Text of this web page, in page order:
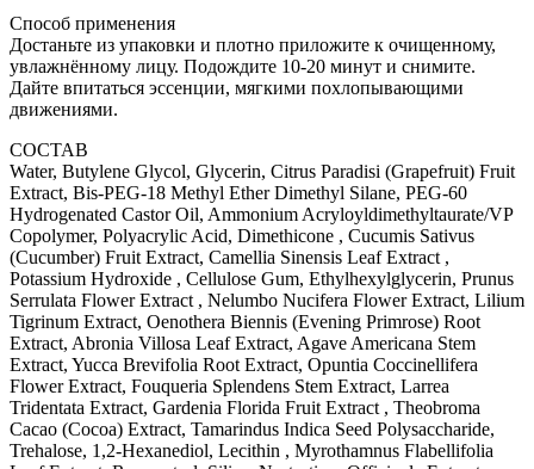
Способ применения
Достаньте из упаковки и плотно приложите к очищенному,
увлажнённому лицу. Подождите 10-20 минут и снимите.
Дайте впитаться эссенции, мягкими похлопывающими
движениями.
СОСТАВ
Water, Butylene Glycol, Glycerin, Citrus Paradisi (Grapefruit) Fruit
Extract, Bis-PEG-18 Methyl Ether Dimethyl Silane, PEG-60
Hydrogenated Castor Oil, Ammonium Acryloyldimethyltaurate/VP
Copolymer, Polyacrylic Acid, Dimethicone , Cucumis Sativus
(Cucumber) Fruit Extract, Camellia Sinensis Leaf Extract ,
Potassium Hydroxide , Cellulose Gum, Ethylhexylglycerin, Prunus
Serrulata Flower Extract , Nelumbo Nucifera Flower Extract, Lilium
Tigrinum Extract, Oenothera Biennis (Evening Primrose) Root
Extract, Abronia Villosa Leaf Extract, Agave Americana Stem
Extract, Yucca Brevifolia Root Extract, Opuntia Coccinellifera
Flower Extract, Fouqueria Splendens Stem Extract, Larrea
Tridentata Extract, Gardenia Florida Fruit Extract , Theobroma
Cacao (Cocoa) Extract, Tamarindus Indica Seed Polysaccharide,
Trehalose, 1,2-Hexanediol, Lecithin , Myrothamnus Flabellifolia